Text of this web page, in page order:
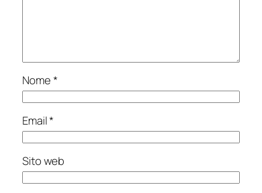
Nome*
Email*
Sito web